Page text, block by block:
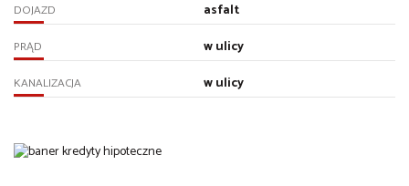
DOJAZD asfalt
PRĄD w ulicy
KANALIZACJA w ulicy